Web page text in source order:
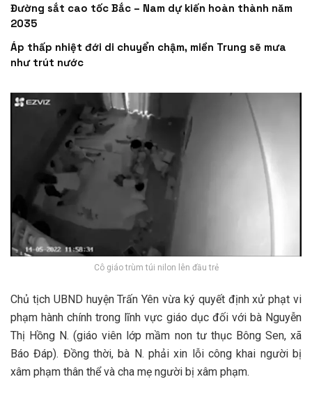
Đường sắt cao tốc Bắc – Nam dự kiến hoàn thành năm
2035
Áp thấp nhiệt đới di chuyển chậm, miền Trung sẽ mưa
như trút nước
Cô giáo trùm túi nilon lên đầu trẻ
Chủ tịch UBND huyện Trấn Yên vừa ký quyết định xử phạt vi
phạm hành chính trong lĩnh vực giáo dục đối với bà Nguyễn
Thị Hồng N. (giáo viên lớp mầm non tư thục Bông Sen, xã
Báo Đáp). Đồng thời, bà N. phải xin lỗi công khai người bị
xâm phạm thân thể và cha mẹ người bị xâm phạm.